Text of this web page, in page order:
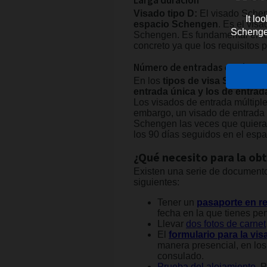
It
Visado tipo D: El visado
espacio Schengen. Es el
Schengen. Es fundamental
concreto ya que los requisitos
Número de entradas en el
En los tipos de visa Schengen
entrada única y los de
Los visados de entrada
embargo, un visado de entrada
Schengen las veces que
los 90 días seguidos en el
¿Qué necesito para la
Existen una serie de
siguientes:
Tener un pasaporte en
fecha en la que tienes
Llevar dos fotos de carnet
El formulario para la
manera presencial, en
consulado.